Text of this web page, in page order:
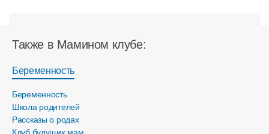
Также в Мамином клубе:
Беременность
Беременность
Школа родителей
Рассказы о родах